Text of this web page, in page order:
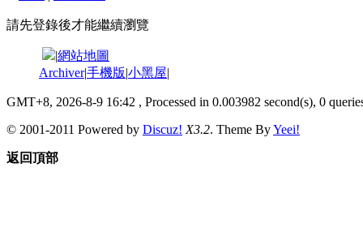
請先登錄後才能繼續瀏覽
|網站地圖
Archiver|手機版|小黑屋|
GMT+8, 2026-8-9 16:42 , Processed in 0.003982 second(s), 0
© 2001-2011 Powered by Discuz! X3.2. Theme ByYeei!
返回頂部